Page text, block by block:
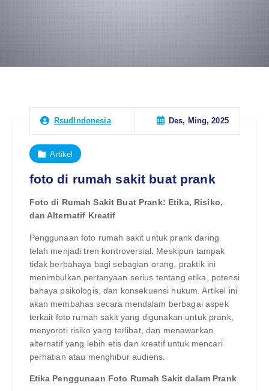
RsudIndonesia Des, Ming, 2025
Artikel
foto di rumah sakit buat prank
Foto di Rumah Sakit Buat Prank: Etika, Risiko,
dan Alternatif Kreatif
Penggunaan foto rumah sakit untuk prank daring
telah menjadi tren kontroversial. Meskipun tampak
tidak berbahaya bagi sebagian orang, praktik ini
menimbulkan pertanyaan serius tentang etika, potensi
bahaya psikologis, dan konsekuensi hukum. Artikel ini
akan membahas secara mendalam berbagai aspek
terkait foto rumah sakit yang digunakan untuk prank,
menyoroti risiko yang terlibat, dan menawarkan
alternatif yang lebih etis dan kreatif untuk mencari
perhatian atau menghibur audiens.
Etika Penggunaan Foto Rumah Sakit dalam Prank